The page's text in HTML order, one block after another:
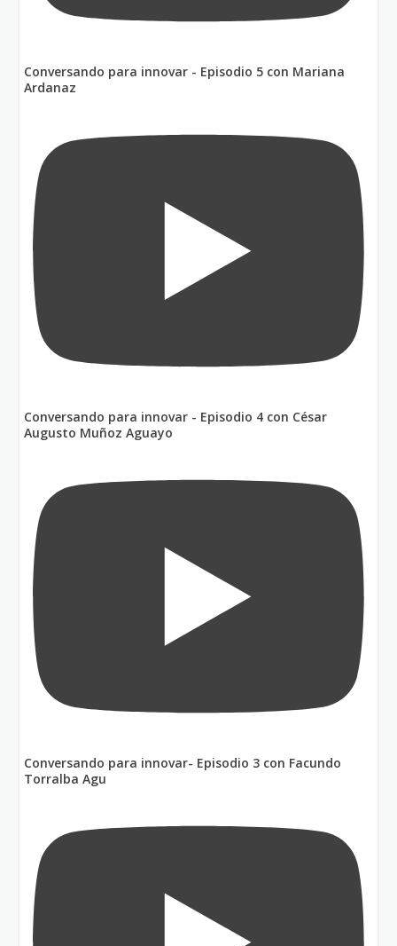
Conversando para innovar - Episodio 5 con Mariana
Ardanaz
Conversando para innovar - Episodio 4 con César
Augusto Muñoz Aguayo
Conversando para innovar- Episodio 3 con Facundo
Torralba Agu